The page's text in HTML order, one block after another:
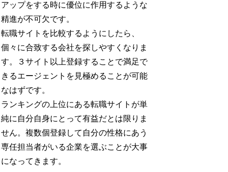
アップをする時に優位に作用するような
精進が不可欠です。
転職サイトを比較するようにしたら、
個々に合致する会社を探しやすくなりま
す。３サイト以上登録することで満足で
きるエージェントを見極めることが可能
なはずです。
ランキングの上位にある転職サイトが単
純に自分自身にとって有益だとは限りま
せん。複数個登録して自分の性格にあう
専任担当者がいる企業を選ぶことが大事
になってきます。